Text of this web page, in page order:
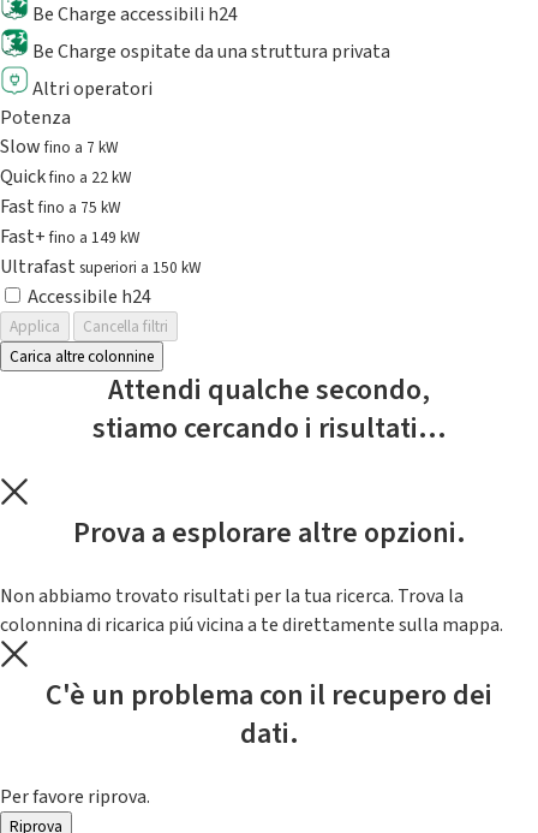
Be Charge accessibili h24
Be Charge ospitate da una struttura privata
Altri operatori
Potenza
Slowfino a 7 kW
Quickfino a 22 kW
Fastfino a 75 kW
Fast+fino a 149 kW
Ultrafast superiori a 150 kW
Accessibile h24
Applica
Cancella filtri
Carica altre colonnine
Attendi qualche secondo,
stiamo cercando i risultati...
Prova a esplorare altre opzioni.
Non abbiamo trovato risultati per la tua ricerca. Trova la
colonnina di ricarica piú vicina a te direttamente sulla mappa.
C'è un problema con il recupero dei
dati.
Per favore riprova.
Riprova